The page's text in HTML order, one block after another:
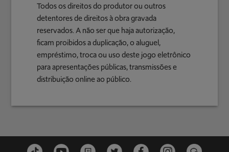
Todos os direitos do produtor ou outros
detentores de direitos à obra gravada
reservados. A não ser que haja autorização,
ficam proibidos a duplicação, o aluguel,
empréstimo, troca ou uso deste jogo eletrônico
para apresentações públicas, transmissões e
distribuição online ao público.